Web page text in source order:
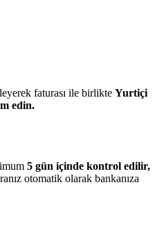
faturası ile birlikte Yurtiçi
edin.
5 gün içinde kontrol edilir,
otomatik olarak bankanıza